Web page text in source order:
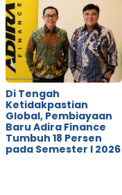
Di Tengah
Ketidakpastian
Global, Pembiayaan
Baru Adira Finance
Tumbuh 18 Persen
pada Semester I 2026